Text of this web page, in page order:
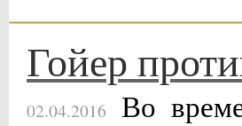
Гойер
02.04.2016
Во